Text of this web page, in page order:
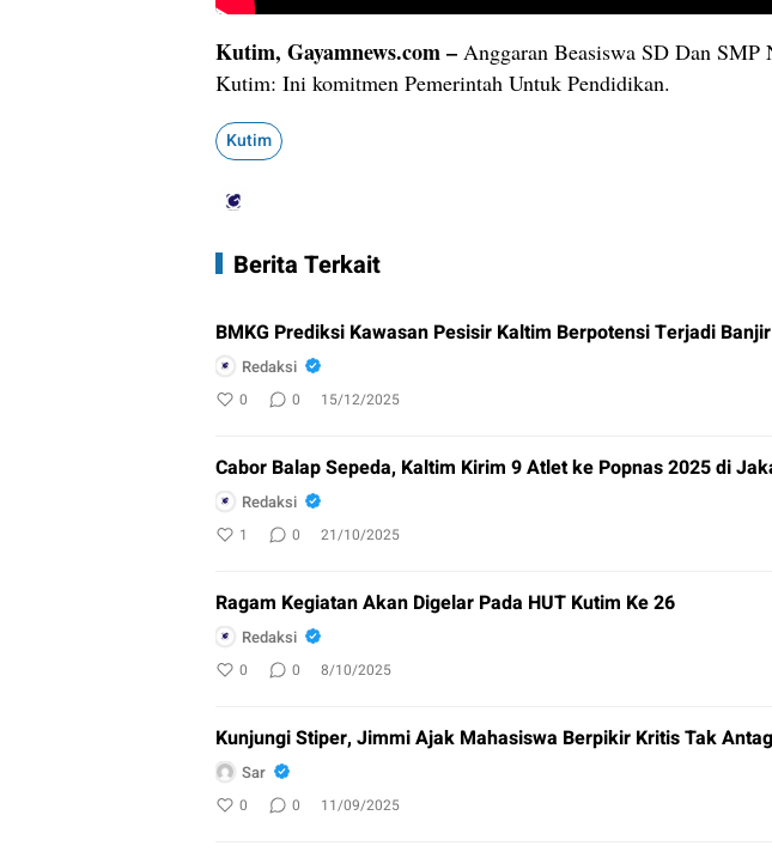
Kutim, Gayamnews.com – Anggaran Beasiswa SD Dan
Kutim: Ini komitmen Pemerintah Untuk Pendidikan.
Kutim
Berita Terkait
BMKG Prediksi Kawasan Pesisir Kaltim Berpotensi Terjadi
Redaksi
0 0 15/12/2025
Cabor Balap Sepeda, Kaltim Kirim 9 Atlet ke Popnas 2025 di
Redaksi
1 0 21/10/2025
Ragam Kegiatan Akan Digelar Pada HUT Kutim Ke 26
Redaksi
0 0 8/10/2025
Kunjungi Stiper, Jimmi Ajak Mahasiswa Berpikir Kritis Tak
Sar
0 0 11/09/2025